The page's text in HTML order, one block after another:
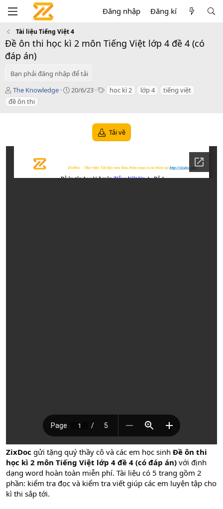
Đăng nhập Đăng kí
Tài liệu Tiếng Việt 4
Đề ôn thi học kì 2 môn Tiếng Việt lớp 4 đề 4 (có
đáp án)
Bạn phải đăng nhập để tải
T
á
c
The Knowledge
C
a
t
20/6/23
T học kì 2 lớp 4
tiếng việt
đề ôn thi
Tải về
ZixDoc gửi tặng quý thầy cô và các em học sinh Đề ôn thi
học kì 2 môn Tiếng Việt lớp 4 đề 4 (có đáp án) với định
dạng word hoàn toàn miễn phí. Tài liệu có 5 trang gồm 2
phần: kiểm tra đọc và kiểm tra viết giúp các em luyện tập cho
kì thi sắp tới.